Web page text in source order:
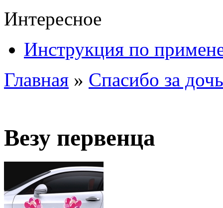
Интересное
Инструкция по
Главная » Спасибо за
Везу первенца